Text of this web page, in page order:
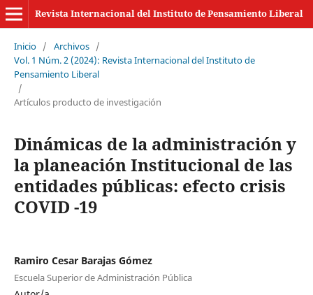
Revista Internacional del Instituto de Pensamiento Liberal
Inicio / Archivos /
Vol. 1 Núm. 2 (2024): Revista Internacional del Instituto de
Pensamiento Liberal
/
Artículos producto de investigación
Dinámicas de la administración y
la planeación Institucional de las
entidades públicas: efecto crisis
COVID -19
Ramiro Cesar Barajas Gómez
Escuela Superior de Administración Pública